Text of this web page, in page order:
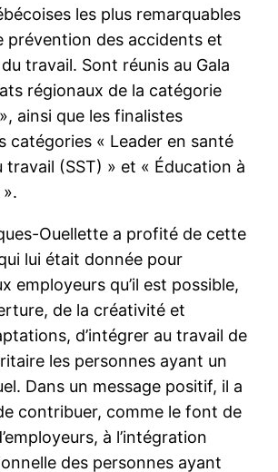
les plus remarquables
prévention des accidents et
travail. Sont réunis au Gala
régionaux de la catégorie
ainsi que les finalistes
catégories « Leader en santé
travail (SST) » et « Éducation à
Ouellette a profité de cette
lui était donnée pour
employeurs qu’il est possible,
de la créativité et
d’intégrer au travail de
les personnes ayant un
Dans un message positif, il a
contribuer, comme le font de
à l’intégration
des personnes ayant